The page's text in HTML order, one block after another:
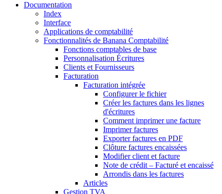
Documentation
Index
Interface
Applications de comptabilité
Fonctionnalités de Banana Comptabilité
Fonctions comptables de base
Personnalisation Écritures
Clients et Fournisseurs
Facturation
Facturation intégrée
Configurer le fichier
Créer les factures dans les lignes
d'écritures
Comment imprimer une facture
Imprimer factures
Exporter factures en PDF
Clôture factures encaissées
Modifier client et facture
Note de crédit – Facturé et encaissé
Arrondis dans les factures
Articles
Gestion TVA